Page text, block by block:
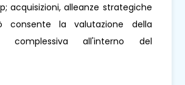
acquisizioni, alleanze strategiche
consente la valutazione della
complessiva all'interno del